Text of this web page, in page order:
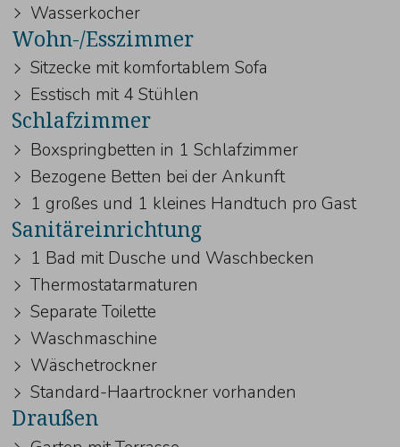
Wasserkocher
Wohn-/Esszimmer
Sitzecke mit komfortablem Sofa
Esstisch mit 4 Stühlen
Schlafzimmer
Boxspringbetten in 1 Schlafzimmer
Bezogene Betten bei der Ankunft
1 großes und 1 kleines Handtuch pro Gast
Sanitäreinrichtung
1 Bad mit Dusche und Waschbecken
Thermostatarmaturen
Separate Toilette
Waschmaschine
Wäschetrockner
Standard-Haartrockner vorhanden
Draußen